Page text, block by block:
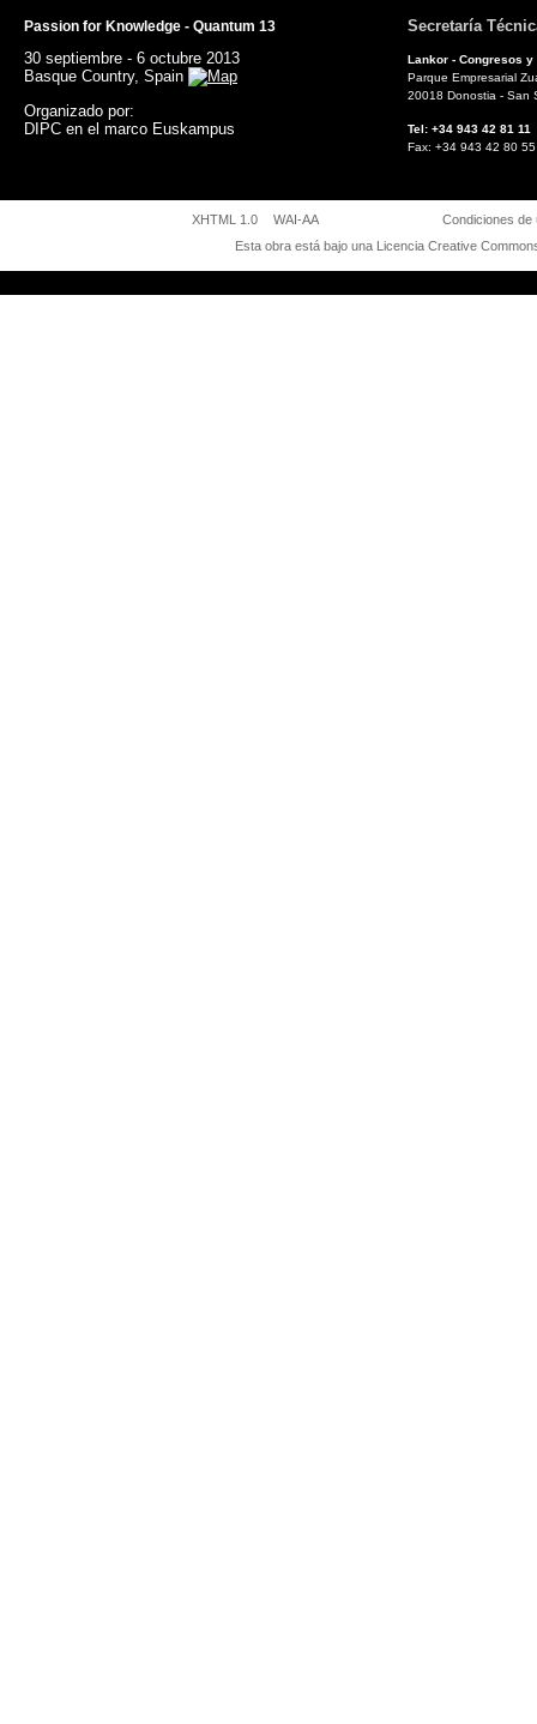
Passion for Knowledge - Quantum 13
30 septiembre - 6 octubre 2013
Basque Country, Spain
Organizado por:
DIPC en el marco Euskampus
Secretaría
Lankor - Congresos
Parque Empresarial
20018 Donostia - San
Tel: +34 943 42
Fax: +34 943 42
XHTML 1.0 WAI-AA
Condiciones de
Esta obra está bajo una Licencia Creative